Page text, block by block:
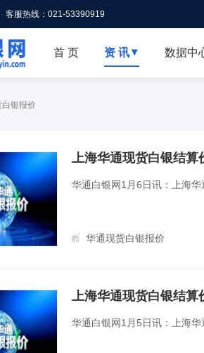
客服热线：021-53390919
首 页 资 讯  数据中
银报价
上海华通现货白银结算
华通白银网1月6日讯：上海
华通现货白银报价
上海华通现货白银结算
华通白银网1月5日讯：上海